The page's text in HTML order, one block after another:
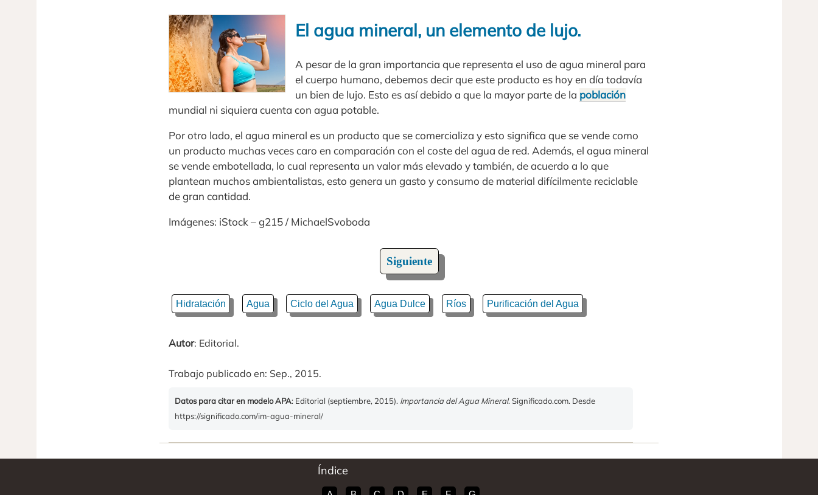
El agua mineral, un elemento de lujo.
A pesar de la gran importancia que representa el uso de agua mineral para
el cuerpo humano, debemos decir que este producto es hoy en día todavía
un bien de lujo. Esto es así debido a que la mayor parte de la población
mundial ni siquiera cuenta con agua potable.
Por otro lado, el agua mineral es un producto que se comercializa y esto significa que se vende como
un producto muchas veces caro en comparación con el coste del agua de red. Además, el agua mineral
se vende embotellada, lo cual representa un valor más elevado y también, de acuerdo a lo que
plantean muchos ambientalistas, esto genera un gasto y consumo de material difícilmente reciclable
de gran cantidad.
Imágenes: iStock – g215 / MichaelSvoboda
Siguiente
Hidratación Agua Ciclo del Agua Agua Dulce Ríos Purificación del Agua
Autor: Editorial.
Trabajo publicado en: Sep., 2015.
Datos para citar en modelo APA: Editorial (septiembre, 2015). Importancia del Agua Mineral. Significado.com. Desde
https://significado.com/im-agua-mineral/
Índice